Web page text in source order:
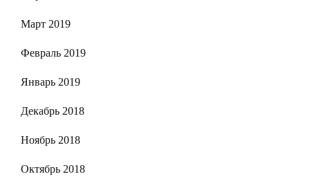
Март 2019
Февраль 2019
Январь 2019
Декабрь 2018
Ноябрь 2018
Октябрь 2018